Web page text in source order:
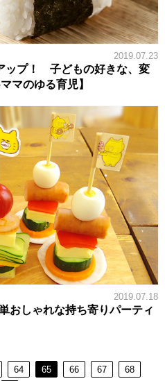
2019.07.23
ップ！ 子どもの好きな、変
マのゆる育児】
2019.07.18
おしゃれな持ち寄りパーティ
64 65 66 67
68